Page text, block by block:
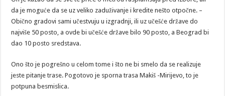
da je moguće da se uz veliko zaduživanje i kredite nešto otpočne. –
Obično gradovi sami učestvuju u izgradnji, ili uz učešće države do
najviše 50 posto, a ovde bi učešće države bilo 90 posto, a Beograd bi
dao 10 posto sredstava.
Ono što je pogrešno u celom tome i što ne bi smelo da se realizuje
jeste pitanje trase. Pogotovo je sporna trasa Makiš -Mirijevo, to je
potpuna besmislica.